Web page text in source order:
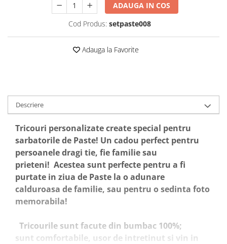
ADAUGA IN COS
Cod Produs: setpaste008
Adauga la Favorite
Descriere
Tricouri personalizate create special pentru
sarbatorile de Paste! Un cadou perfect pentru
persoanele dragi tie, fie familie sau
prieteni! Acestea sunt perfecte pentru a fi
purtate in ziua de Paste la o adunare
calduroasa de familie, sau pentru o sedinta foto
memorabila!
Tricourile sunt facute din bumbac 100%;
sunt comfortabile, usor de intretinut si vin in